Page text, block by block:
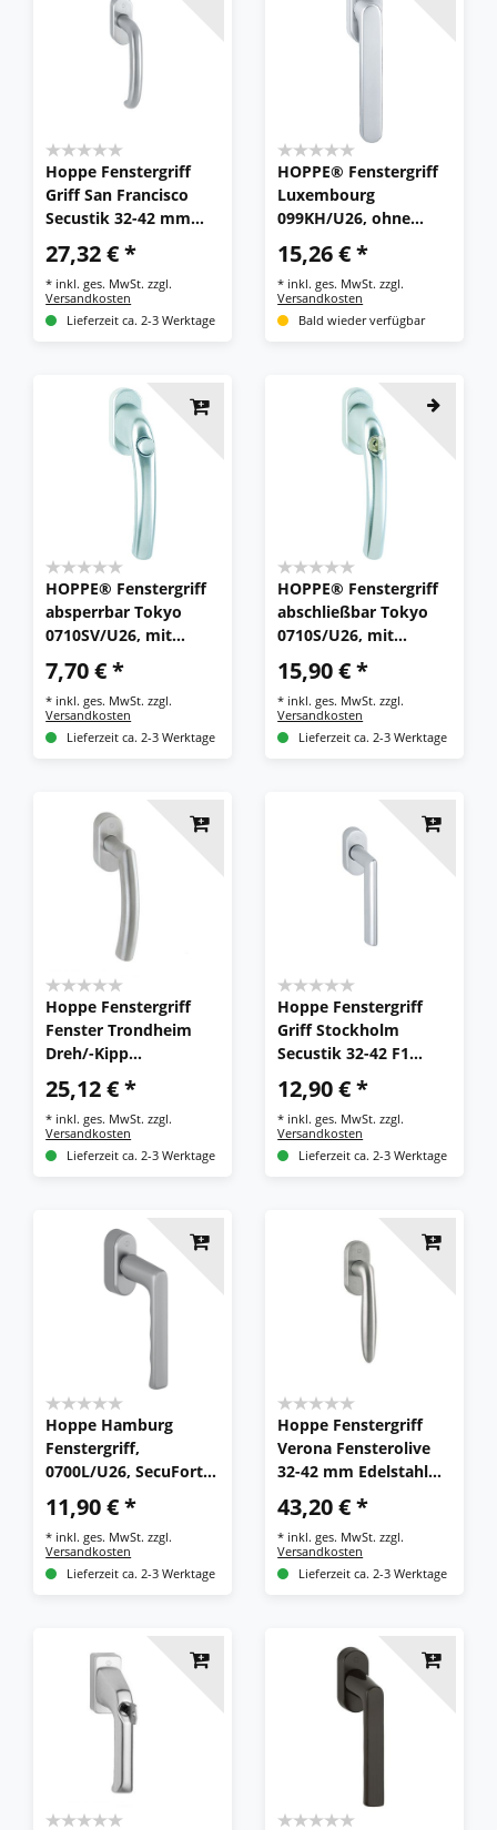
Hoppe Fenstergriff
Griff San Francisco
Secustik 32-42 mm
Edelstahl matt
E0301/US956
27,32 € *
* inkl. ges. MwSt. zzgl.
Versandkosten
Lieferzeit ca. 2-3 Werktage
HOPPE® Fenstergriff
Luxembourg
099KH/U26, ohne
Schrauben,
Aluminium
15,26 € *
* inkl. ges. MwSt. zzgl.
Versandkosten
Bald wieder verfügbar
HOPPE® Fenstergriff
absperrbar Tokyo
0710SV/U26, mit
Schrauben,
Aluminium
7,70 € *
* inkl. ges. MwSt. zzgl.
Versandkosten
Lieferzeit ca. 2-3 Werktage
HOPPE® Fenstergriff
abschließbar Tokyo
0710S/U26, mit
Schrauben,
Aluminium
15,90 € *
* inkl. ges. MwSt. zzgl.
Versandkosten
Lieferzeit ca. 2-3 Werktage
Hoppe Fenstergriff
Fenster Trondheim
Dreh/-Kipp
E0430/US956 Edelstahl
32-42mm
25,12 € *
* inkl. ges. MwSt. zzgl.
Versandkosten
Lieferzeit ca. 2-3 Werktage
Hoppe Fenstergriff
Griff Stockholm
Secustik 32-42 F1
0140/US952
12,90 € *
* inkl. ges. MwSt. zzgl.
Versandkosten
Lieferzeit ca. 2-3 Werktage
Hoppe Hamburg
Fenstergriff,
0700L/U26, SecuForte,
F31-1 edelstahloptik
11,90 € *
* inkl. ges. MwSt. zzgl.
Versandkosten
Lieferzeit ca. 2-3 Werktage
Hoppe Fenstergriff
Verona Fensterolive
32-42 mm Edelstahl
F69 Secu E0800/US956
43,20 € *
* inkl. ges. MwSt. zzgl.
Versandkosten
Lieferzeit ca. 2-3 Werktage